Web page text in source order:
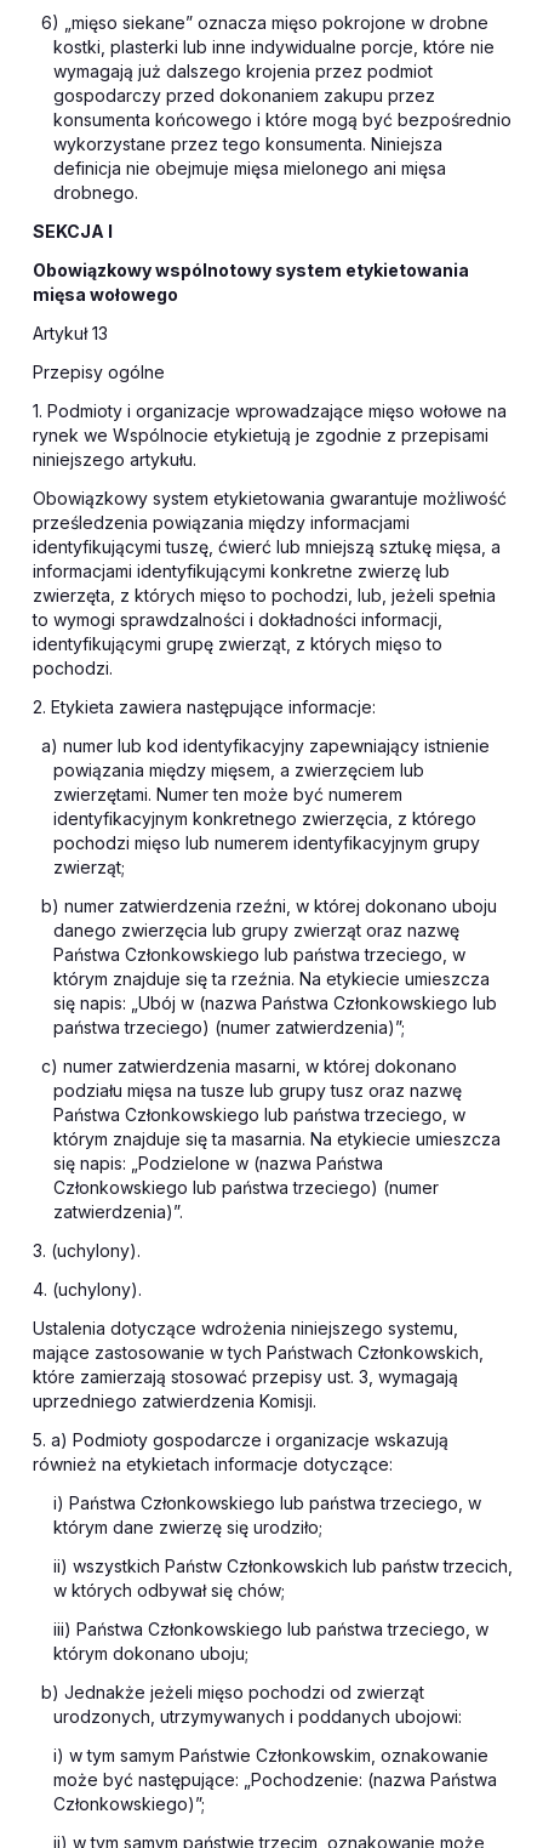
6) „mięso siekane” oznacza mięso pokrojone w drobne
kostki, plasterki lub inne indywidualne porcje, które nie
wymagają już dalszego krojenia przez podmiot
gospodarczy przed dokonaniem zakupu przez
konsumenta końcowego i które mogą być bezpośrednio
wykorzystane przez tego konsumenta. Niniejsza
definicja nie obejmuje mięsa mielonego ani mięsa
drobnego.
SEKCJA I
Obowiązkowy wspólnotowy system etykietowania
mięsa wołowego
Artykuł 13
Przepisy ogólne
1. Podmioty i organizacje wprowadzające mięso wołowe na
rynek we Wspólnocie etykietują je zgodnie z przepisami
niniejszego artykułu.
Obowiązkowy system etykietowania gwarantuje możliwość
prześledzenia powiązania między informacjami
identyfikującymi tuszę, ćwierć lub mniejszą sztukę mięsa, a
informacjami identyfikującymi konkretne zwierzę lub
zwierzęta, z których mięso to pochodzi, lub, jeżeli spełnia
to wymogi sprawdzalności i dokładności informacji,
identyfikującymi grupę zwierząt, z których mięso to
pochodzi.
2. Etykieta zawiera następujące informacje:
a) numer lub kod identyfikacyjny zapewniający istnienie
powiązania między mięsem, a zwierzęciem lub
zwierzętami. Numer ten może być numerem
identyfikacyjnym konkretnego zwierzęcia, z którego
pochodzi mięso lub numerem identyfikacyjnym grupy
zwierząt;
b) numer zatwierdzenia rzeźni, w której dokonano uboju
danego zwierzęcia lub grupy zwierząt oraz nazwę
Państwa Członkowskiego lub państwa trzeciego, w
którym znajduje się ta rzeźnia. Na etykiecie umieszcza
się napis: „Ubój w (nazwa Państwa Członkowskiego lub
państwa trzeciego) (numer zatwierdzenia)”;
c) numer zatwierdzenia masarni, w której dokonano
podziału mięsa na tusze lub grupy tusz oraz nazwę
Państwa Członkowskiego lub państwa trzeciego, w
którym znajduje się ta masarnia. Na etykiecie umieszcza
się napis: „Podzielone w (nazwa Państwa
Członkowskiego lub państwa trzeciego) (numer
zatwierdzenia)”.
3. (uchylony).
4. (uchylony).
Ustalenia dotyczące wdrożenia niniejszego systemu,
mające zastosowanie w tych Państwach Członkowskich,
które zamierzają stosować przepisy ust. 3, wymagają
uprzedniego zatwierdzenia Komisji.
5. a) Podmioty gospodarcze i organizacje wskazują
również na etykietach informacje dotyczące:
i) Państwa Członkowskiego lub państwa trzeciego, w
którym dane zwierzę się urodziło;
ii) wszystkich Państw Członkowskich lub państw trzecich,
w których odbywał się chów;
iii) Państwa Członkowskiego lub państwa trzeciego, w
którym dokonano uboju;
b) Jednakże jeżeli mięso pochodzi od zwierząt
urodzonych, utrzymywanych i poddanych ubojowi:
i) w tym samym Państwie Członkowskim, oznakowanie
może być następujące: „Pochodzenie: (nazwa Państwa
Członkowskiego)”;
ii) w tym samym państwie trzecim, oznakowanie może